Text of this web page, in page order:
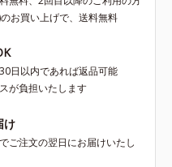
お買い上げで、送料無料
日以内であれば返品可能
が負担いたします
け
ご注文の翌日にお届けいたし